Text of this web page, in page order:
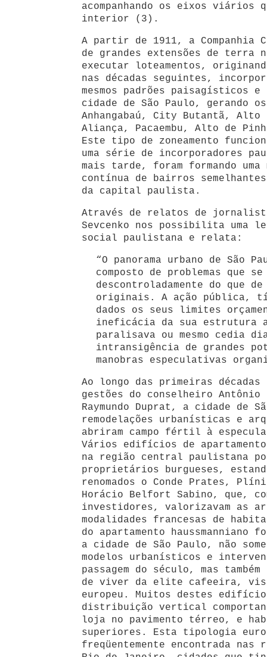
acompanhando os eixos viários
interior (3).
A partir de 1911, a Companhia
de grandes extensões de terra
executar loteamentos,
nas décadas seguintes,
mesmos padrões paisagísticos
cidade de São Paulo, gerando
Anhangabaú, City Butantã, Alto
Aliança, Pacaembu, Alto de
Este tipo de zoneamento
uma série de incorporadores
mais tarde, foram formando uma
contínua de bairros
da capital paulista.
Através de relatos de
Sevcenko nos possibilita uma
social paulistana e relata:
“O panorama urbano de São
composto de problemas que
descontroladamente do que
originais. A ação pública,
dados os seus limites
ineficácia da sua estrutura
paralisava ou mesmo cedia
intransigência de grandes
manobras especulativas
Ao longo das primeiras
gestões do conselheiro
Raymundo Duprat, a cidade de
remodelações urbanísticas e
abriram campo fértil à
Vários edifícios de
na região central paulistana
proprietários burgueses,
renomados o Conde Prates,
Horácio Belfort Sabino, que,
investidores, valorizavam as
modalidades francesas de
do apartamento haussmanniano
a cidade de São Paulo, não
modelos urbanísticos e
passagem do século, mas
de viver da elite cafeeira,
europeu. Muitos destes edifícios
distribuição vertical
loja no pavimento térreo, e
superiores. Esta tipologia
freqüentemente encontrada nas